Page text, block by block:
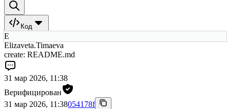
Код
E
Elizaveta.Timaeva
create: README.md
31 мар 2026, 11:38
Верифицирован
31 мар 2026, 11:38054178f